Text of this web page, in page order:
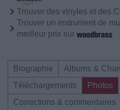
Trouver des vinyles et des
Trouver un instrument de
meilleur prix sur
Biographie
Albums &
Téléchargements
Photos
Corrections & commentaires